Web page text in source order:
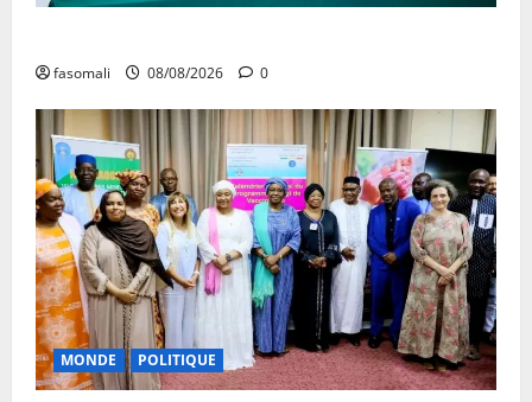
fasomali 08/08/2026 0
MONDE POLITIQUE